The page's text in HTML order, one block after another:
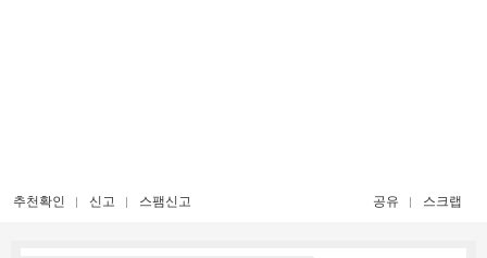
추천확인 신고 스팸신고 공유 스크랩